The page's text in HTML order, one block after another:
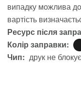
випадку можлива
вартість
Ресурс після
Колір заправки:
Чип: друк не блокує